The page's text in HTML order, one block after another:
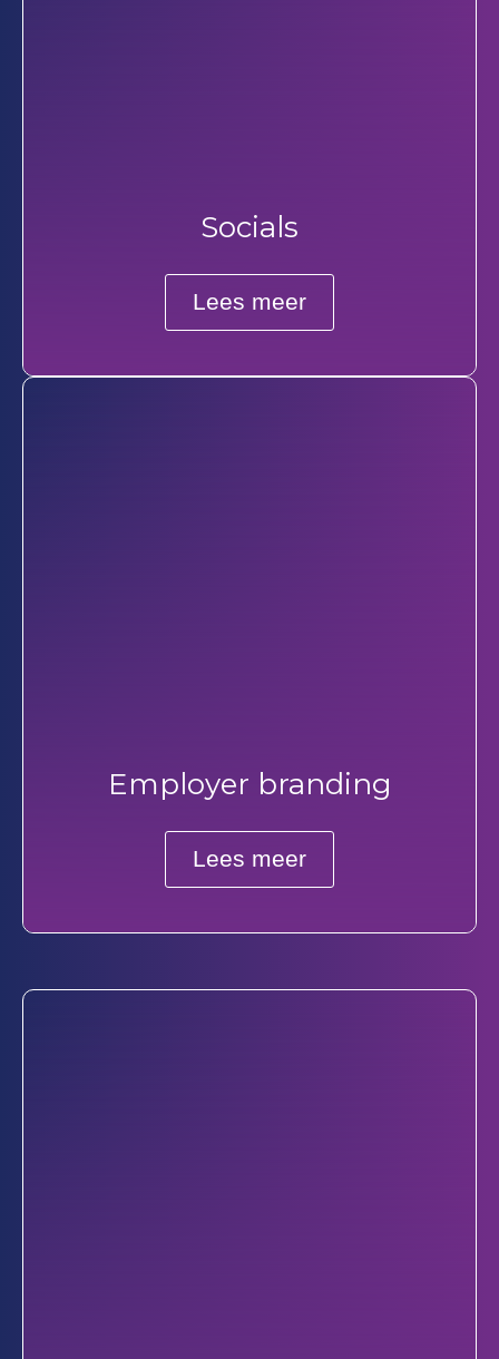
Socials
Lees meer
Employer branding
Lees meer